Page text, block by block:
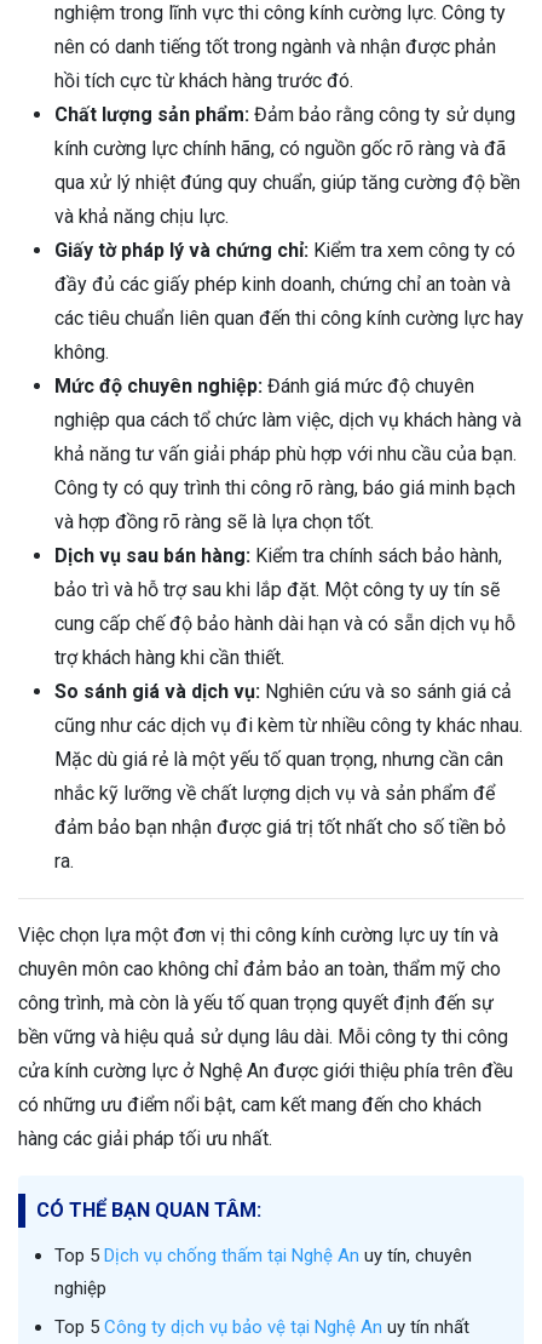
nghiệm trong lĩnh vực thi công kính cường lực. Công ty
nên có danh tiếng tốt trong ngành và nhận được phản
hồi tích cực từ khách hàng trước đó.
Chất lượng sản phẩm: Đảm bảo rằng công ty sử dụng
kính cường lực chính hãng, có nguồn gốc rõ ràng và đã
qua xử lý nhiệt đúng quy chuẩn, giúp tăng cường độ bền
và khả năng chịu lực.
Giấy tờ pháp lý và chứng chỉ: Kiểm tra xem công ty có
đầy đủ các giấy phép kinh doanh, chứng chỉ an toàn và
các tiêu chuẩn liên quan đến thi công kính cường lực hay
không.
Mức độ chuyên nghiệp: Đánh giá mức độ chuyên
nghiệp qua cách tổ chức làm việc, dịch vụ khách hàng và
khả năng tư vấn giải pháp phù hợp với nhu cầu của bạn.
Công ty có quy trình thi công rõ ràng, báo giá minh bạch
và hợp đồng rõ ràng sẽ là lựa chọn tốt.
Dịch vụ sau bán hàng: Kiểm tra chính sách bảo hành,
bảo trì và hỗ trợ sau khi lắp đặt. Một công ty uy tín sẽ
cung cấp chế độ bảo hành dài hạn và có sẵn dịch vụ hỗ
trợ khách hàng khi cần thiết.
So sánh giá và dịch vụ: Nghiên cứu và so sánh giá cả
cũng như các dịch vụ đi kèm từ nhiều công ty khác nhau.
Mặc dù giá rẻ là một yếu tố quan trọng, nhưng cần cân
nhắc kỹ lưỡng về chất lượng dịch vụ và sản phẩm để
đảm bảo bạn nhận được giá trị tốt nhất cho số tiền bỏ
ra.
Việc chọn lựa một đơn vị thi công kính cường lực uy tín và
chuyên môn cao không chỉ đảm bảo an toàn, thẩm mỹ cho
công trình, mà còn là yếu tố quan trọng quyết định đến sự
bền vững và hiệu quả sử dụng lâu dài. Mỗi công ty thi công
cửa kính cường lực ở Nghệ An được giới thiệu phía trên đều
có những ưu điểm nổi bật, cam kết mang đến cho khách
hàng các giải pháp tối ưu nhất.
CÓ THỂ BẠN QUAN TÂM:
Top 5 Dịch vụ chống thấm tại Nghệ An uy tín, chuyên
nghiệp
Top 5 Công ty dịch vụ bảo vệ tại Nghệ An uy tín nhất